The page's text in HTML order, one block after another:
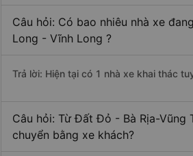
Câu hỏi: Có bao nhiêu nhà xe
Long - Vĩnh Long ?
Trả lời: Hiện tại có 1 nhà xe khai thác
Câu hỏi: Từ Đất Đỏ - Bà Rịa-
chuyển bằng xe khách?